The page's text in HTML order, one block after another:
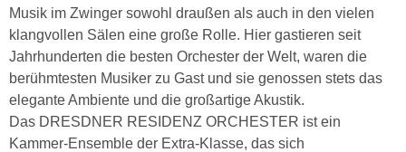
Musik im Zwinger sowohl draußen als auch in den vielen
klangvollen Sälen eine große Rolle. Hier gastieren seit
Jahrhunderten die besten Orchester der Welt, waren die
berühmtesten Musiker zu Gast und sie genossen stets das
elegante Ambiente und die großartige Akustik.
Das DRESDNER RESIDENZ ORCHESTER ist ein
Kammer-Ensemble der Extra-Klasse, das sich